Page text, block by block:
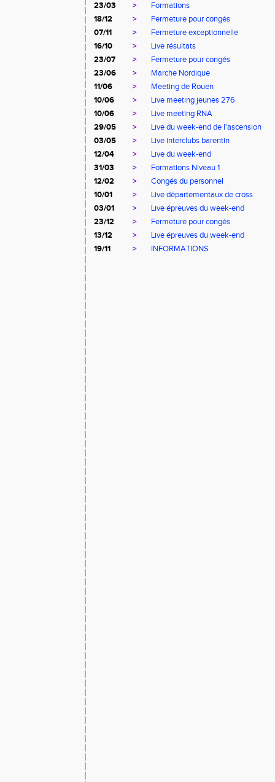
23/03
>
Formations
18/12
>
Fermeture pour congés
07/11
>
Fermeture exceptionnelle
16/10
>
Live résultats
23/07
>
Fermeture pour congés
23/06
>
Marche Nordique
11/06
>
Meeting de Rouen
10/06
>
Live meeting jeunes 276
10/06
>
Live meeting RNA
29/05
>
Live du week-end de l'ascension
03/05
>
Live interclubs barentin
12/04
>
Live du week-end
31/03
>
Formations Niveau 1
12/02
>
Congés du personnel
10/01
>
Live départementaux de cross
03/01
>
Live épreuves du week-end
23/12
>
Fermeture pour congés
13/12
>
Live épreuves du week-end
19/11
> INFORMATIONS